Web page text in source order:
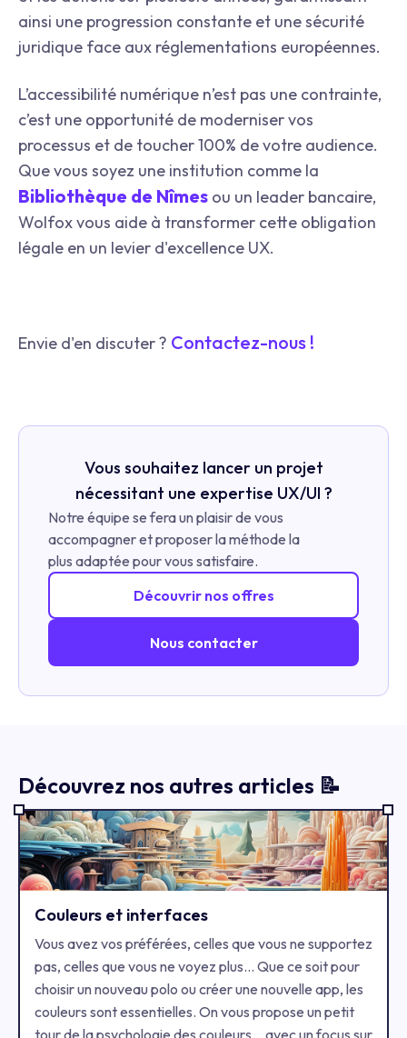
ainsi une progression constante et une sécurité
juridique face aux réglementations européennes.
L’accessibilité numérique n’est pas une contrainte,
c’est une opportunité de moderniser vos
processus et de toucher 100% de votre audience.
Que vous soyez une institution comme la
Bibliothèque de Nîmes ou un leader bancaire,
Wolfox vous aide à transformer cette obligation
légale en un levier d'excellence UX.
Envie d'en discuter ? Contactez-nous !
Vous souhaitez lancer un projet
nécessitant une expertise UX/UI ?
Notre équipe se fera un plaisir de vous
accompagner et proposer la méthode la
plus adaptée pour vous satisfaire.
Découvrir nos offres
Nous contacter
Découvrez nos autres articles 📝
Couleurs et interfaces
Vous avez vos préférées, celles que vous ne supportez
pas, celles que vous ne voyez plus… Que ce soit pour
choisir un nouveau polo ou créer une nouvelle app, les
couleurs sont essentielles. On vous propose un petit
tour de la psychologie des couleurs… avec un focus sur